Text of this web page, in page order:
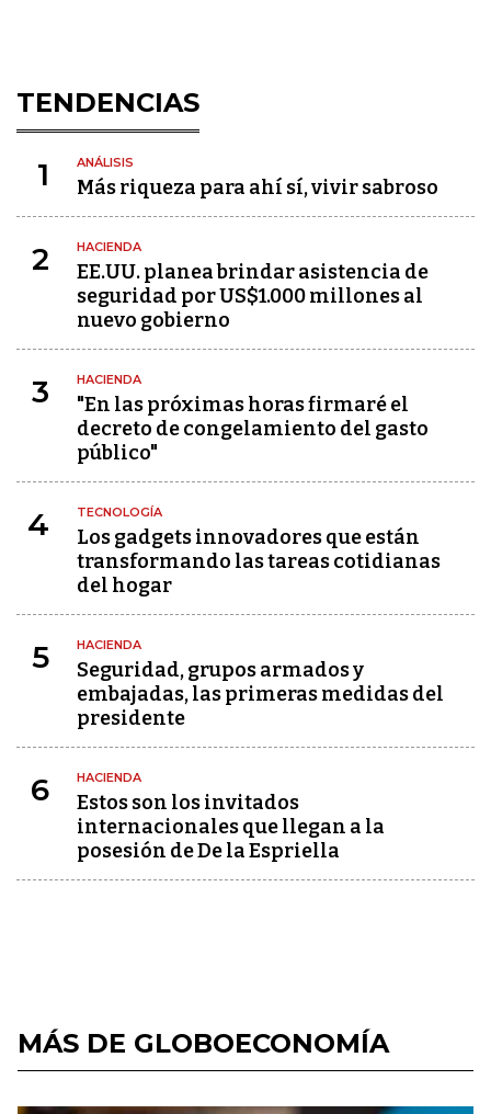
TENDENCIAS
1 ANÁLISIS
Más riqueza para ahí sí, vivir sabroso
2 HACIENDA
EE.UU. planea brindar asistencia de
seguridad por US$1.000 millones al
nuevo gobierno
3 HACIENDA
"En las próximas horas firmaré el
decreto de congelamiento del gasto
público"
4 TECNOLOGÍA
Los gadgets innovadores que están
transformando las tareas cotidianas
del hogar
5 HACIENDA
Seguridad, grupos armados y
embajadas, las primeras medidas del
presidente
6 HACIENDA
Estos son los invitados
internacionales que llegan a la
posesión de De la Espriella
MÁS DE GLOBOECONOMÍA